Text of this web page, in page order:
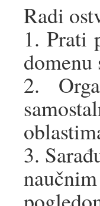
Radi
1. Prati
domenu
2.
3.